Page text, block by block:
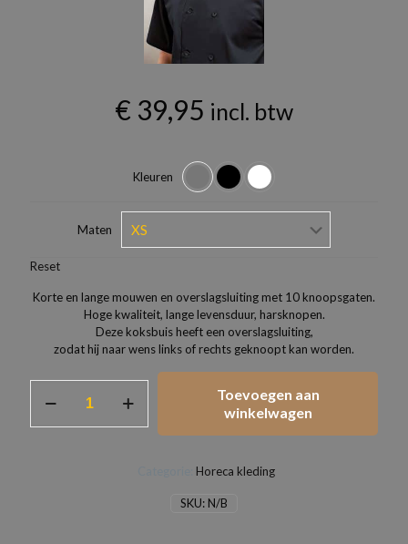
€ 39,95 incl. btw
Kleuren
Maten
Reset
Korte en lange mouwen en overslagsluiting met 10 knoopsgaten.
Hoge kwaliteit, lange levensduur, harsknopen.
Deze koksbuis heeft een overslagsluiting,
zodat hij naar wens links of rechts geknoopt kan worden.
Koksbuis
Toevoegen aan
winkelwagen
SKU:N/B
Horeca kleding